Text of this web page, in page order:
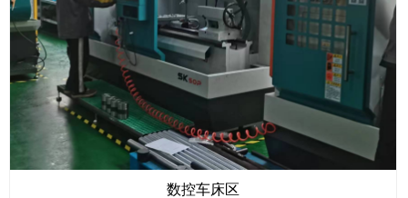
数控车床区